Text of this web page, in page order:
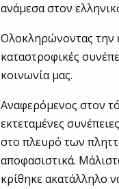
ανάμεσα στον
Ολοκληρώνοντας την
καταστροφικές
κοινωνία μας.
Αναφερόμενος στον
εκτεταμένες
στο πλευρό των
αποφασιστικά.
κρίθηκε ακατάλληλο